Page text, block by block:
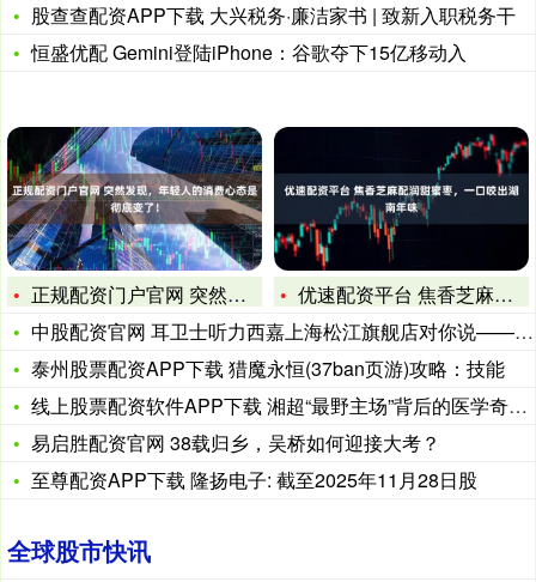
股查查配资APP下载 大兴税务·廉洁家书 | 致新入职税务干
恒盛优配 Gemini登陆iPhone：谷歌夺下15亿移动入
正规配资门户官网 突然发现，年轻人的消费心态是彻底变了！
优速配资平台 焦香芝麻配润甜蜜枣，一口咬出湖南年味
中股配资官网 耳卫士听力西嘉上海松江旗舰店对你说——别让大脑
泰州股票配资APP下载 猎魔永恒(37ban页游)攻略：技能
线上股票配资软件APP下载 湘超“最野主场”背后的医学奇迹：
易启胜配资官网 38载归乡，吴桥如何迎接大考？
至尊配资APP下载 隆扬电子: 截至2025年11月28日股
全球股市快讯